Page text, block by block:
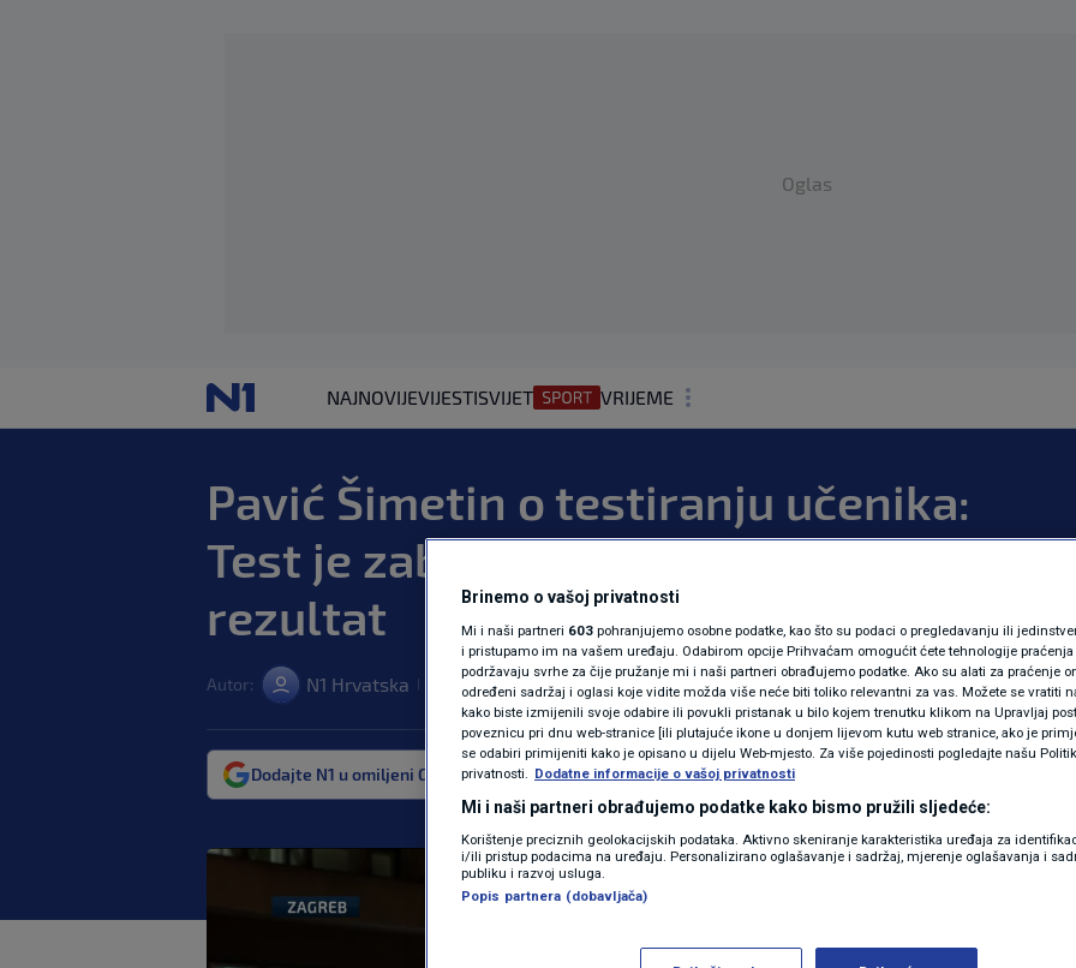
Oglas
NAJNOVIJEVIJESTISVIJET
VRIJEME
REGIJA
MAGAZIN
KOLUMNE
N1(DIS)INFO
KLIMATSKE PROMJENE
FOTO
VIDEO
Pavić Šimetin o testiranju učenika:
Test je zabavan i djeca rado čekaju
rezultat
Autor: N1 Hrvatska 11. velj. 2022. 22:58 N1 INFO 0 komentara
Dodajte N1 u omiljeni Google izvor Više
Brinemo o vašoj privatnosti
Mi i naši partneri 603 pohranjujemo osobne podatke, kao što su podaci o pregledavanju ili
i pristupamo im na vašem uređaju. Odabirom opcije Prihvaćam omogućit ćete tehnologije praćenja
podržavaju svrhe za čije pružanje mi i naši partneri obrađujemo podatke. Ako su alati za praćenje
određeni sadržaj i oglasi koje vidite možda više neće biti toliko relevantni za vas. Možete se vratiti
kako biste izmijenili svoje odabire ili povukli pristanak u bilo kojem trenutku klikom na Upravljaj
poveznicu pri dnu web-stranice [ili plutajuće ikone u donjem lijevom kutu web stranice, ako je
se odabiri primijeniti kako je opisano u dijelu Web-mjesto. Za više pojedinosti pogledajte našu
privatnosti. Dodatne informacije o vašoj privatnosti
Mi i naši partneri obrađujemo podatke kako bismo pružili sljedeće:
Korištenje preciznih geolokacijskih podataka. Aktivno skeniranje karakteristika uređaja za
i/ili pristup podacima na uređaju. Personalizirano oglašavanje i sadržaj, mjerenje oglašavanja i
publiku i razvoj usluga.
Popis partnera (dobavljača)